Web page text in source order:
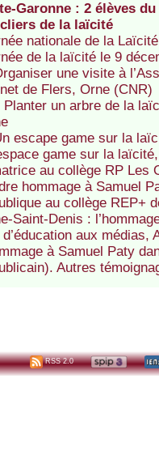
Garonne : 2 élèves
de la laïcité
nationale de la
de la laïcité le 9
une visite à
de Flers, Orne (CNR)
Planter un arbre de la
escape game sur la
game sur la
au collège RP Les
hommage à Samuel
au collège REP+
Saint-Denis :
aux médias,
à Samuel Paty
Autres
RSS 2.0